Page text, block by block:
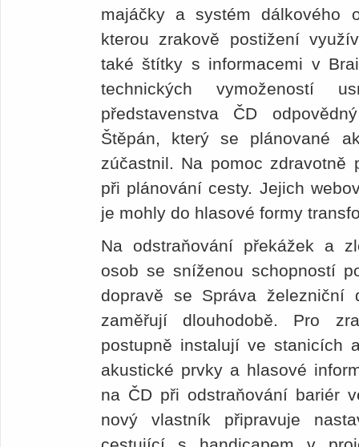
majáčky a systém dálkového
kterou zrakově postižení
také štítky s informacemi v
technických vymožeností
představenstva ČD
Štěpán, který se plánované
zúčastnil. Na pomoc zdravotně
při plánování cesty. Jejich
je mohly do hlasové formy
Na odstraňování překážek a
osob se sníženou schopností
dopravě se Správa železniční
zaměřují dlouhodobě. Pro
postupně instalují ve stanicích
akustické prvky a hlasové
na ČD při odstraňování bariér
nový vlastník připravuje